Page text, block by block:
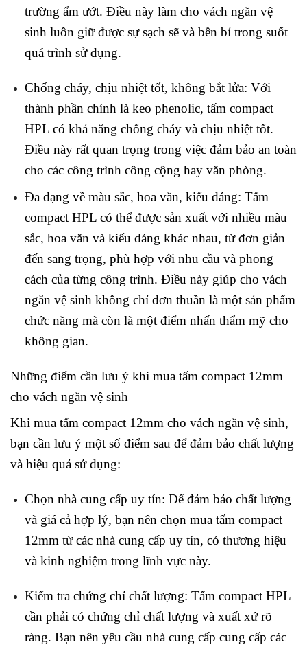
trường ẩm ướt. Điều này làm cho vách ngăn vệ
sinh luôn giữ được sự sạch sẽ và bền bỉ trong suốt
quá trình sử dụng.
Chống cháy, chịu nhiệt tốt, không bắt lửa: Với
thành phần chính là keo phenolic, tấm compact
HPL có khả năng chống cháy và chịu nhiệt tốt.
Điều này rất quan trọng trong việc đảm bảo an toàn
cho các công trình công cộng hay văn phòng.
Đa dạng về màu sắc, hoa văn, kiểu dáng: Tấm
compact HPL có thể được sản xuất với nhiều màu
sắc, hoa văn và kiểu dáng khác nhau, từ đơn giản
đến sang trọng, phù hợp với nhu cầu và phong
cách của từng công trình. Điều này giúp cho vách
ngăn vệ sinh không chỉ đơn thuần là một sản phẩm
chức năng mà còn là một điểm nhấn thẩm mỹ cho
không gian.
Những điểm cần lưu ý khi mua tấm compact 12mm
cho vách ngăn vệ sinh
Khi mua tấm compact 12mm cho vách ngăn vệ sinh,
bạn cần lưu ý một số điểm sau để đảm bảo chất lượng
và hiệu quả sử dụng:
Chọn nhà cung cấp uy tín: Để đảm bảo chất lượng
và giá cả hợp lý, bạn nên chọn mua tấm compact
12mm từ các nhà cung cấp uy tín, có thương hiệu
và kinh nghiệm trong lĩnh vực này.
Kiểm tra chứng chỉ chất lượng: Tấm compact HPL
cần phải có chứng chỉ chất lượng và xuất xứ rõ
ràng. Bạn nên yêu cầu nhà cung cấp cung cấp các